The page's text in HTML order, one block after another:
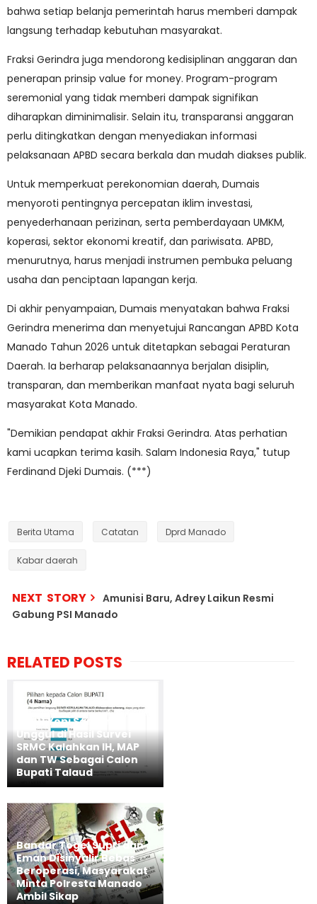
bahwa setiap belanja pemerintah harus memberi dampak
langsung terhadap kebutuhan masyarakat.
Fraksi Gerindra juga mendorong kedisiplinan anggaran dan
penerapan prinsip value for money. Program-program
seremonial yang tidak memberi dampak signifikan
diharapkan diminimalisir. Selain itu, transparansi anggaran
perlu ditingkatkan dengan menyediakan informasi
pelaksanaan APBD secara berkala dan mudah diakses publik.
Untuk memperkuat perekonomian daerah, Dumais
menyoroti pentingnya percepatan iklim investasi,
penyederhanaan perizinan, serta pemberdayaan UMKM,
koperasi, sektor ekonomi kreatif, dan pariwisata. APBD,
menurutnya, harus menjadi instrumen pembuka peluang
usaha dan penciptaan lapangan kerja.
Di akhir penyampaian, Dumais menyatakan bahwa Fraksi
Gerindra menerima dan menyetujui Rancangan APBD Kota
Manado Tahun 2026 untuk ditetapkan sebagai Peraturan
Daerah. Ia berharap pelaksanaannya berjalan disiplin,
transparan, dan memberikan manfaat nyata bagi seluruh
masyarakat Kota Manado.
"Demikian pendapat akhir Fraksi Gerindra. Atas perhatian
kami ucapkan terima kasih. Salam Indonesia Raya," tutup
Ferdinand Djeki Dumais. (***)
Berita Utama Catatan Dprd Manado
Kabar daerah
NEXT STORY
Amunisi Baru, Adrey Laikun Resmi
Gabung PSI Manado
RELATED POSTS
SAH!! Yopi Saraung
Unggul di Hasil Survei
SRMC Kalahkan IH, MAP
dan TW Sebagai Calon
Bupati Talaud
Bandar Togel Supri dan
Eman Disinyalir Bebas
Beroperasi, Masyarakat
Minta Polresta Manado
Ambil Sikap